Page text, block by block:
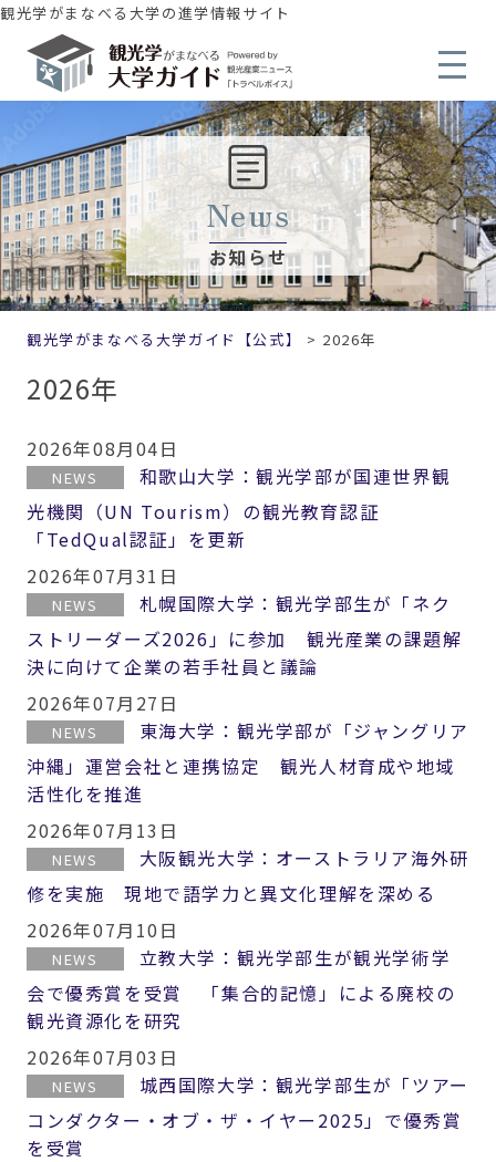
観光学がまなべる大学の進学情報サイト
News
お知らせ
観光学がまなべる大学ガイド【公式】 > 2026年
2026年
2026年08月04日
NEWS
和歌山大学：観光学部が国連世界観
光機関（UN Tourism）の観光教育認証
「TedQual認証」を更新
2026年07月31日
NEWS
札幌国際大学：観光学部生が「ネク
ストリーダーズ2026」に参加 観光産業の課題解
決に向けて企業の若手社員と議論
2026年07月27日
NEWS
東海大学：観光学部が「ジャングリア
沖縄」運営会社と連携協定 観光人材育成や地域
活性化を推進
2026年07月13日
NEWS
大阪観光大学：オーストラリア海外研
修を実施 現地で語学力と異文化理解を深める
2026年07月10日
NEWS
立教大学：観光学部生が観光学術学
会で優秀賞を受賞 「集合的記憶」による廃校の
観光資源化を研究
2026年07月03日
NEWS
城西国際大学：観光学部生が「ツアー
コンダクター・オブ・ザ・イヤー2025」で優秀賞
を受賞